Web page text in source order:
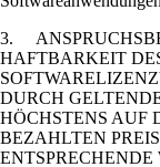
3.
HAFTBARKEIT
DURCH
HÖCHSTENS AUF
BEZAHLTEN